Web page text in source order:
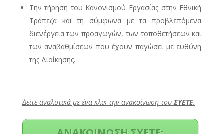
Την τήρηση του Κανονισμού Εργασίας στην Εθνική
Τράπεζα και τη σύμφωνα με τα προβλεπόμενα
διενέργεια των προαγωγών, των τοποθετήσεων και
των αναβαθμίσεων που έχουν παγώσει με ευθύνη
της Διοίκησης.
Δείτε αναλυτικά με ένα κλικ την ανακοίνωση του ΣΥΕΤΕ.